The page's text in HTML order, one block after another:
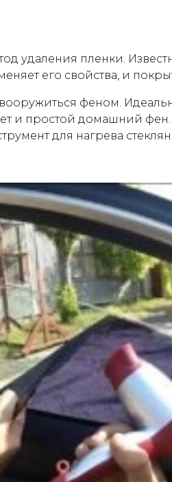
удаления пленки.
его свойства, и
феном.
и простой домашний
для нагрева